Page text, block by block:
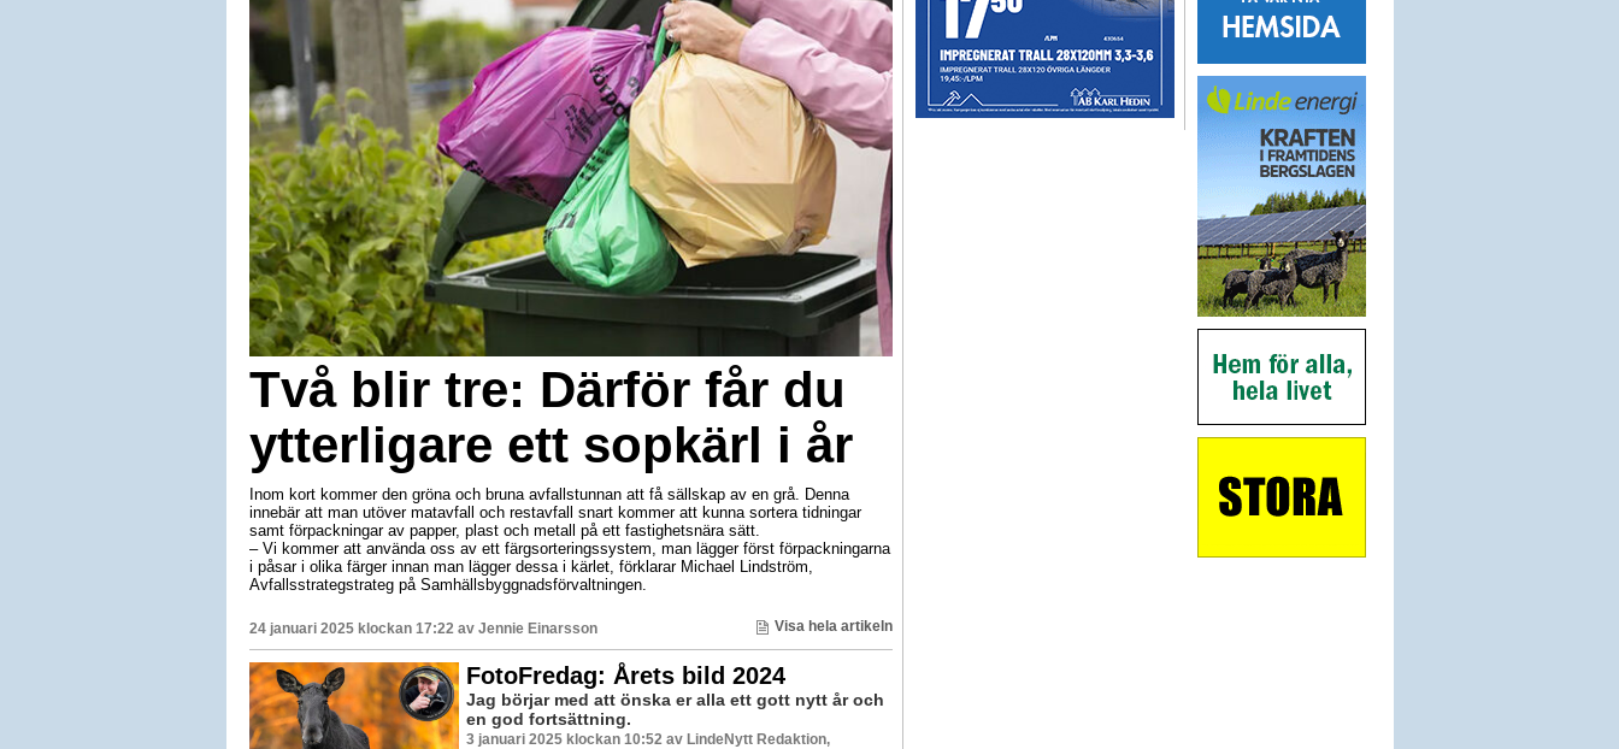
Två blir tre: Därför får du
ytterligare ett sopkärl i år
Inom kort kommer den gröna och bruna avfallstunnan att få sällskap av en grå. Denna
innebär att man utöver matavfall och restavfall snart kommer att kunna sortera tidningar
samt förpackningar av papper, plast och metall på ett fastighetsnära sätt.
– Vi kommer att använda oss av ett färgsorteringssystem, man lägger först förpackningarna
i påsar i olika färger innan man lägger dessa i kärlet, förklarar Michael Lindström,
Avfallsstrategstrateg på Samhällsbyggnadsförvaltningen.
24 januari 2025 klockan 17:22 av Jennie Einarsson Visa hela artikeln
FotoFredag: Årets bild 2024
Jag börjar med att önska er alla ett gott nytt år och
en god fortsättning.
3 januari 2025 klockan 10:52 av LindeNytt Redaktion,